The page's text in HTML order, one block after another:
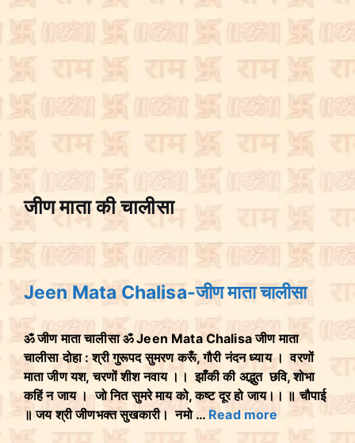
जीण माता की चालीसा
Jeen Mata Chalisa-जीण माता चालीसा
ॐ जीण माता चालीसा ॐ Jeen Mata Chalisa जीण माता
चालीसा दोहा : श्री गुरूपद सुमरण करूँ, गौरी नंदन ध्याय । वरणों
माता जीण यश, चरणों शीश नवाय ।। झाँकी की अद्भुत छवि, शोभा
कहिं न जाय । जो नित सुमरे माय को, कष्ट दूर हो जाय।। ॥ चौपाई
॥ जय श्री जीणभक्त सुखकारी। नमो … Read more